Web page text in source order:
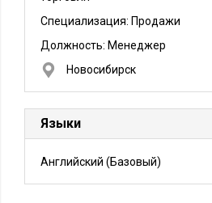
Специализация: Продажи
Должность: Менеджер
Новосибирск
Языки
Английский (Базовый)